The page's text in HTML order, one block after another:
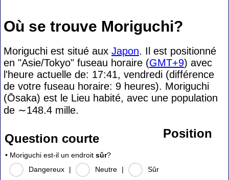
Où se trouve Moriguchi?
Moriguchi est situé aux Japon. Il est positionné
en "Asie/Tokyo" fuseau horaire (GMT+9) avec
l'heure actuelle de: 17:41, vendredi (différence
de votre fuseau horaire: 9 heures). Moriguchi
(Ōsaka) est le Lieu habité, avec une population
de ∼148.4 mille.
Question courte
• Moriguchi est-il un endroit sûr?
Dangereux
| Neutre |
Sûr
Position